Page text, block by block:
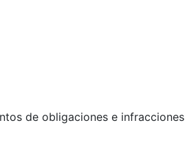
de obligaciones e infracciones